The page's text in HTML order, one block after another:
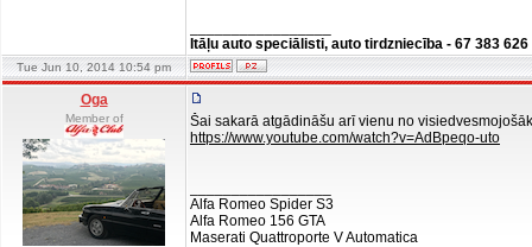
Itāļu auto speciālisti, auto tirdzniecība - 67 383 626
Tue Jun 10, 2014 10:54 pm
Oga
Member of
Šai sakarā atgādināšu arī vienu no
https://www.youtube.com/watch?v=AdBpeqo-uto
Alfa Romeo Spider S3
Alfa Romeo 156 GTA
Maserati Quattroporte V Automatica